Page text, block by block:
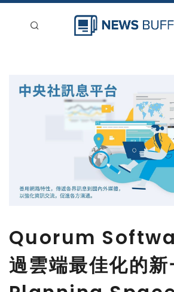
Quorum
過雲端最佳化的新